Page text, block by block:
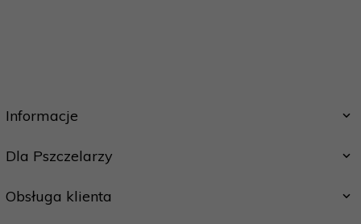
Informacje
Dla Pszczelarzy
Obsługa klienta